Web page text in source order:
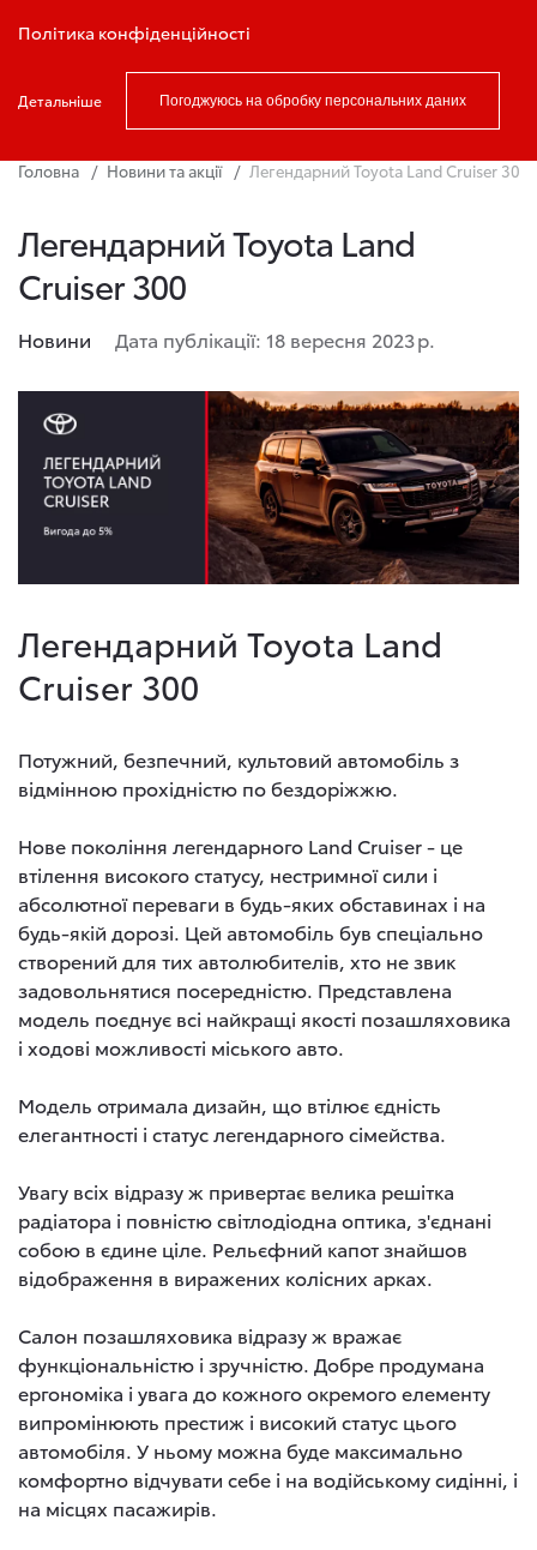
Політика конфіденційності
Детальніше Погоджуюсь на обробку персональних даних
Записатись на тест драйв
Головна Новини та акції Легендарний Toyota Land Cruiser 300
Легендарний Toyota Land
Cruiser 300
Новини Дата публікації: 18 вересня 2023 р.
Легендарний Toyota Land
Cruiser 300
Потужний, безпечний, культовий автомобіль з
відмінною прохідністю по бездоріжжю.
Нове покоління легендарного Land Cruiser - це
втілення високого статусу, нестримної сили і
абсолютної переваги в будь-яких обставинах і на
будь-якій дорозі. Цей автомобіль був спеціально
створений для тих автолюбителів, хто не звик
задовольнятися посередністю. Представлена
модель поєднує всі найкращі якості позашляховика
і ходові можливості міського авто.
Модель отримала дизайн, що втілює єдність
елегантності і статус легендарного сімейства.
Увагу всіх відразу ж привертає велика решітка
радіатора і повністю світлодіодна оптика, з'єднані
собою в єдине ціле. Рельєфний капот знайшов
відображення в виражених колісних арках.
Салон позашляховика відразу ж вражає
функціональністю і зручністю. Добре продумана
ергономіка і увага до кожного окремого елементу
випромінюють престиж і високий статус цього
автомобіля. У ньому можна буде максимально
комфортно відчувати себе і на водійському сидінні, і
на місцях пасажирів.